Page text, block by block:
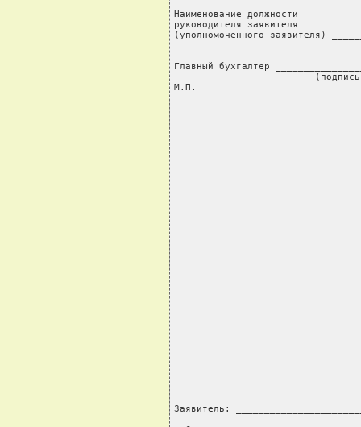
Наименование должности
руководителя заявителя
(уполномоченного заявителя)
Главный бухгалтер
М.П.
Заявитель: